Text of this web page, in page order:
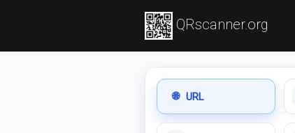
QRscanner.org
🌐 URL